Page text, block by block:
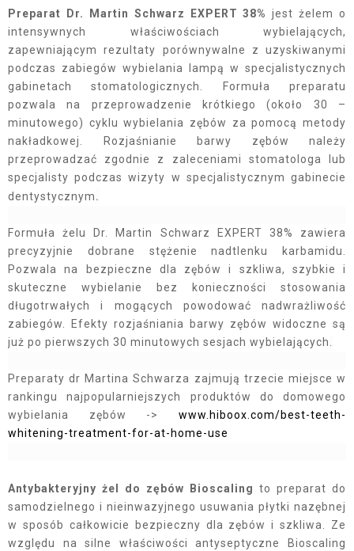
Preparat Dr. Martin Schwarz EXPERT 38% jest żelem o
intensywnych właściwościach wybielających,
zapewniającym rezultaty porównywalne z uzyskiwanymi
podczas zabiegów wybielania lampą w specjalistycznych
gabinetach stomatologicznych. Formuła preparatu
pozwala na przeprowadzenie krótkiego (około 30 –
minutowego) cyklu wybielania zębów za pomocą metody
nakładkowej. Rozjaśnianie barwy zębów należy
przeprowadzać zgodnie z zaleceniami stomatologa lub
specjalisty podczas wizyty w specjalistycznym gabinecie
dentystycznym.
Formuła żelu Dr. Martin Schwarz EXPERT 38% zawiera
precyzyjnie dobrane stężenie nadtlenku karbamidu.
Pozwala na bezpieczne dla zębów i szkliwa, szybkie i
skuteczne wybielanie bez konieczności stosowania
długotrwałych i mogących powodować nadwrażliwość
zabiegów. Efekty rozjaśniania barwy zębów widoczne są
już po pierwszych 30 minutowych sesjach wybielających.
Preparaty dr Martina Schwarza zajmują trzecie miejsce w
rankingu najpopularniejszych produktów do domowego
wybielania zębów -> www.hiboox.com/best-teeth-
whitening-treatment-for-at-home-use
Antybakteryjny żel do zębów Bioscaling to preparat do
samodzielnego i nieinwazyjnego usuwania płytki nazębnej
w sposób całkowicie bezpieczny dla zębów i szkliwa. Ze
względu na silne właściwości antyseptyczne Bioscaling